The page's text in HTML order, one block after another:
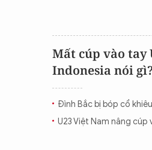
Mất cúp vào tay
Indonesia nói
Đình Bắc bị bóp cổ
U23 Việt Nam nâng